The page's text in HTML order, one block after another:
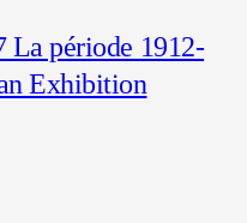
La période 1912-
Exhibition